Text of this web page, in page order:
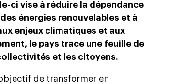
ci vise à réduire la dépendance
énergies renouvelables et à
enjeux climatiques et aux
le pays trace une feuille de
et les citoyens.
de transformer en